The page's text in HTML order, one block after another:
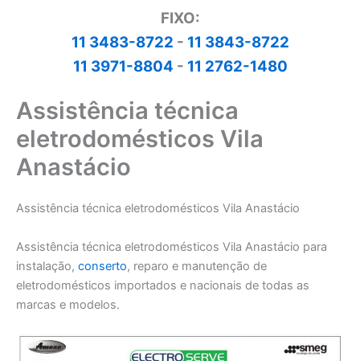
FIXO:
11 3483-8722 - 11 3843-8722
11 3971-8804 - 11 2762-1480
Assistência técnica
eletrodomésticos Vila
Anastácio
Assistência técnica eletrodomésticos Vila Anastácio
Assistência técnica eletrodomésticos Vila Anastácio para
instalação, conserto, reparo e manutenção de
eletrodomésticos importados e nacionais de todas as
marcas e modelos.